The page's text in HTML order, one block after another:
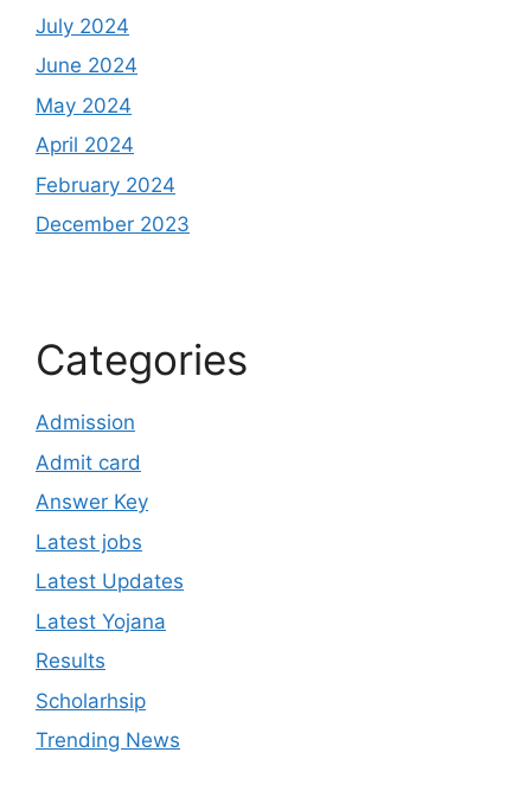
July 2024
June 2024
May 2024
April 2024
February 2024
December 2023
Categories
Admission
Admit card
Answer Key
Latest jobs
Latest Updates
Latest Yojana
Results
Scholarhsip
Trending News